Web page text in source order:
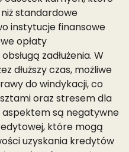
standardowe
instytucje finansowe
opłaty
zadłużenia. W
dłuższy czas, możliwe
do windykacji, co
oraz stresem dla
aspektem są negatywne
które mogą
uzyskania kredytów